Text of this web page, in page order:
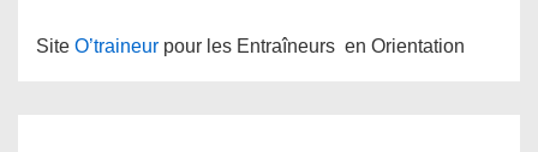
Site O’traineur pour les Entraîneurs en Orientation